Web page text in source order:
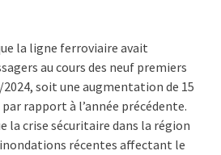
la ligne ferroviaire avait
au cours des neuf premiers
2024, soit une augmentation de 15
rapport à l’année précédente.
la crise sécuritaire dans la région
récentes affectant le